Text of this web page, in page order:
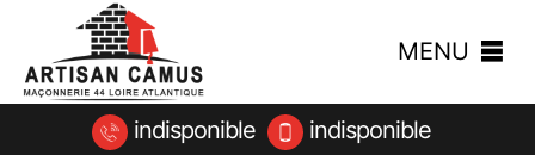
MENU
indisponible indisponible